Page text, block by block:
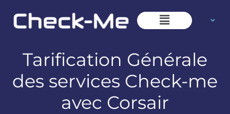
contenu
Main
Menu
Tarification Générale
des services Check-me
avec Corsair